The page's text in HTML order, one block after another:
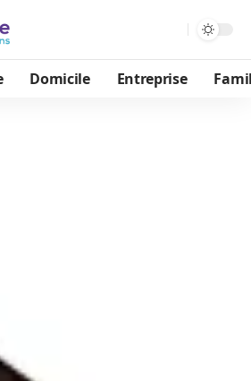
Domicile Entreprise